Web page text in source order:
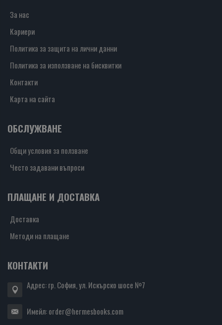
За нас
Кариери
Политика за защита на лични данни
Политика за използване на бисквитки
Контакти
Карта на сайта
ОБСЛУЖВАНЕ
Общи условия за ползване
Често задавани въпроси
ПЛАЩАНЕ И ДОСТАВКА
Доставка
Методи на плащане
КОНТАКТИ
Адрес: гр. София, ул. Искърско шосе №7
Имейл:order@hermesbooks.com